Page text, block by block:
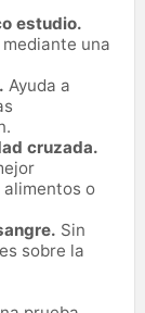
estudio.
una
Ayuda a
cruzada.
o
Sin
sobre la